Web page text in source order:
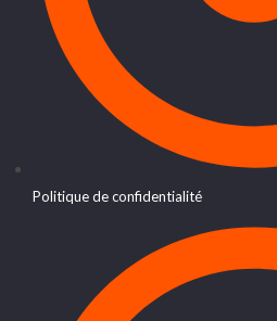
Politique de confidentialité